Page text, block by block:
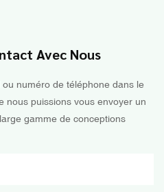
Avec Nous
numéro de téléphone dans le
nous puissions vous envoyer un
gamme de conceptions